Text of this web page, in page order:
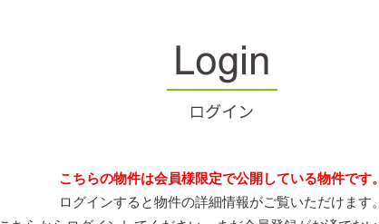
こちらの物件は会員様限定で公開している物件です。
ログインすると物件の詳細情報がご覧いただけます。